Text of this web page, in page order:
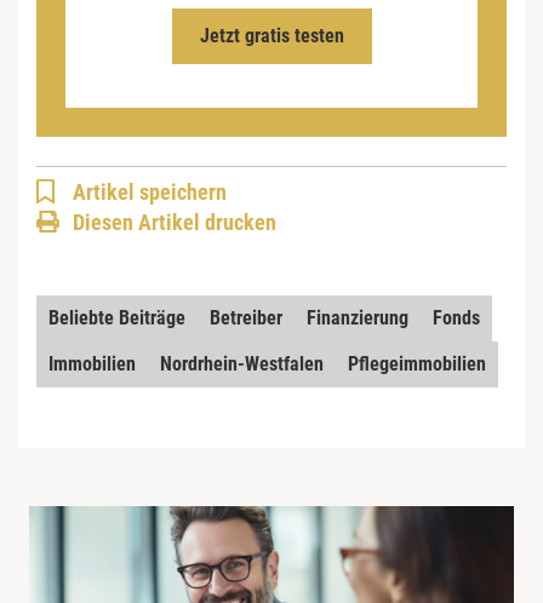
Jetzt gratis testen
Artikel speichern
Diesen Artikel drucken
Beliebte Beiträge Betreiber Finanzierung
Fonds
Immobilien
Nordrhein-Westfalen Pflegeimmobilien